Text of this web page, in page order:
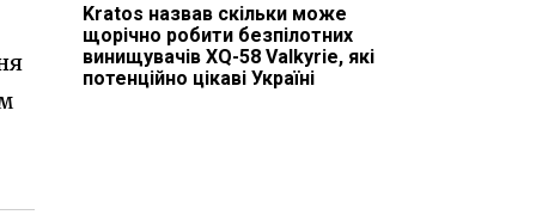
Kratos назвав скільки може
щорічно робити безпілотних
винищувачів XQ-58 Valkyrie, які
потенційно цікаві Україні